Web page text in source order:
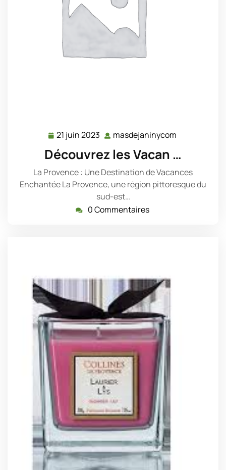
21 juin 2023 21
juin
2023
masdejaninycom
Découvrez les Vacan …
La Provence : Une Destination de Vacances
Enchantée La Provence, une région pittoresque du
sud-est…
0 Commentaires